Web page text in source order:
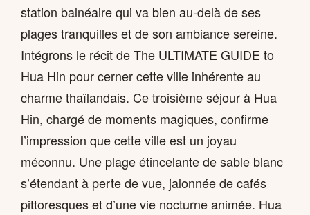
station balnéaire qui va bien au-delà de ses
plages tranquilles et de son ambiance sereine.
Intégrons le récit de The ULTIMATE GUIDE to
Hua Hin pour cerner cette ville inhérente au
charme thaïlandais. Ce troisième séjour à Hua
Hin, chargé de moments magiques, confirme
l’impression que cette ville est un joyau
méconnu. Une plage étincelante de sable blanc
s’étendant à perte de vue, jalonnée de cafés
pittoresques et d’une vie nocturne animée. Hua